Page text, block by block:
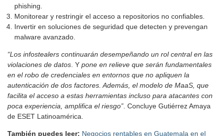
phishing.
Monitorear y restringir el acceso a repositorios no confiables.
Invertir en soluciones de seguridad que detecten y prevengan
malware avanzado.
“Los infostealers continuarán desempeñando un rol central en las
violaciones de datos . Y pone en relieve que serán fundamentales
en el robo de credenciales en entornos que no apliquen la
autenticación de dos factores. Además, el modelo de MaaS, que
facilita el acceso a estas herramientas incluso para atacantes con
poca experiencia, amplifica el riesgo” . Concluye Gutiérrez Amaya
de ESET Latinoamérica.
También puedes leer: Negocios rentables en Guatemala en el